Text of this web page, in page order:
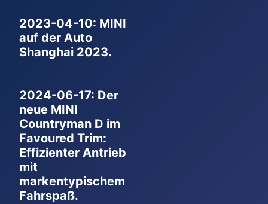
2023-04-10: MINI
auf der Auto
Shanghai 2023.
2024-06-17: Der
neue MINI
Countryman D im
Favoured Trim:
Effizienter Antrieb
mit
markentypischem
Fahrspaß.